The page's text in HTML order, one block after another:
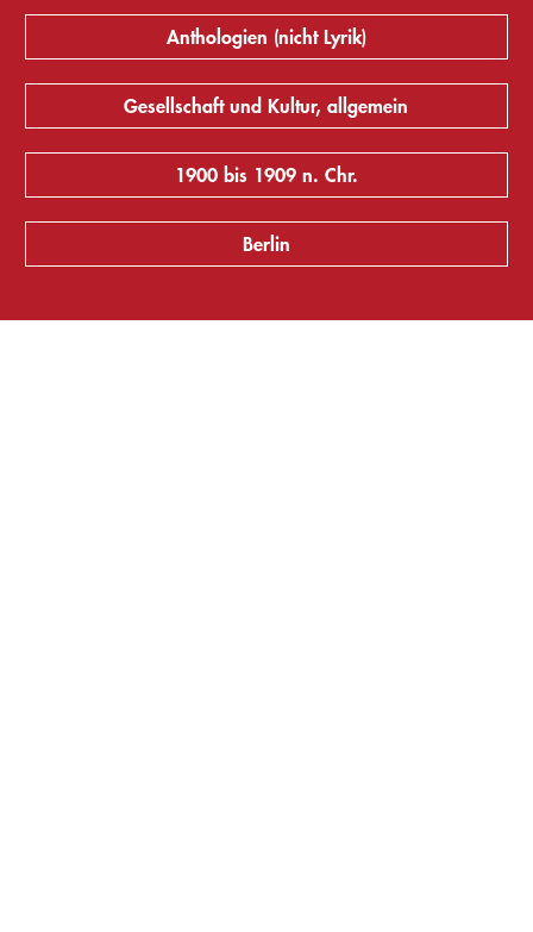
Anthologien (nicht Lyrik)
Gesellschaft und Kultur, allgemein
1900 bis 1909 n. Chr.
Berlin